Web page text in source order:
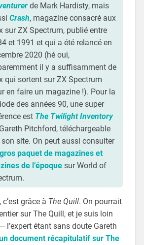
de Mark Hardisty, mais
Crash, magazine consacré aux
sur ZX Spectrum, publié entre
et 1991 et qui a été relancé en
2020 (hé oui,
il y a suffisamment de
qui sortent sur ZX Spectrum
en faire un magazine !). Pour la
des années 90, une super
est The Twilight Inventory
Pitchford, téléchargeable
site. On peut aussi consulter
paquet de magazines et
de l’époquesur World of
grâce à The Quill. On pourrait
sur The Quill, et je suis loin
l’expert étant sans doute Gareth
document récapitulatif sur The